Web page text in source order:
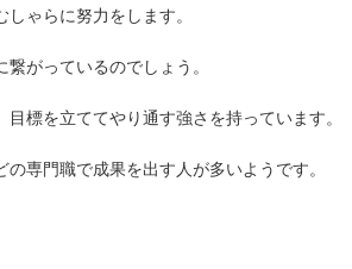
ゃらに努力をします。
がっているのでしょう。
標を立ててやり通す強さを持っています。
専門職で成果を出す人が多いようです。